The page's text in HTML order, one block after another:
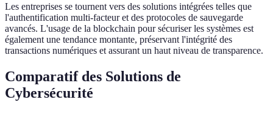
Les entreprises se tournent vers des solutions intégrées telles que
l'authentification multi-facteur et des protocoles de sauvegarde
avancés. L'usage de la blockchain pour sécuriser les systèmes est
également une tendance montante, préservant l'intégrité des
transactions numériques et assurant un haut niveau de transparence.
Comparatif des Solutions de
Cybersécurité